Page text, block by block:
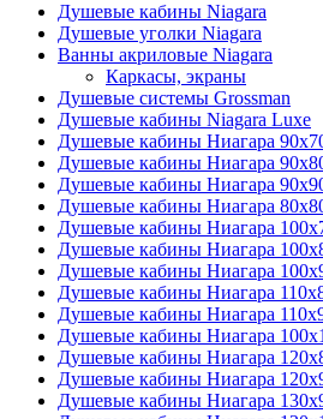
Душевые кабины Niagara
Душевые уголки Niagara
Ванны акриловые Niagara
Каркасы, экраны
Душевые системы Grossman
Душевые кабины Niagara Luxe
Душевые кабины Ниагара
Душевые кабины Ниагара
Душевые кабины Ниагара
Душевые кабины Ниагара
Душевые кабины Ниагара
Душевые кабины Ниагара
Душевые кабины Ниагара
Душевые кабины Ниагара
Душевые кабины Ниагара
Душевые кабины Ниагара
Душевые кабины Ниагара
Душевые кабины Ниагара
Душевые кабины Ниагара